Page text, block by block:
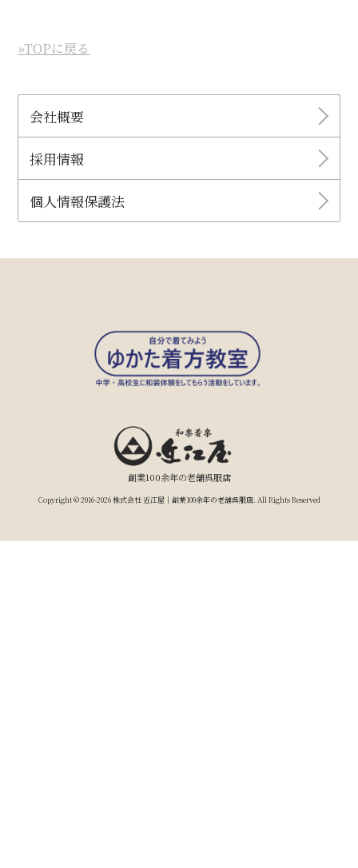
»TOPに戻る
会社概要
採用情報
個人情報保護法
創業100余年の老舗呉服店
Copyright © 2016-2026 株式会社 近江屋｜創業100余年の老舗呉服店. All Rights Reserved